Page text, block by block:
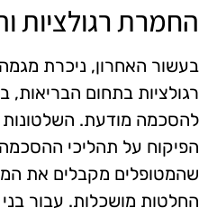
החמרת רגולציות
בעשור האחרון, ניכרת
רגולציות בתחום הבריאות,
להסכמה מודעת.
הפיקוח על תהליכי
שהמטופלים מקבלים את